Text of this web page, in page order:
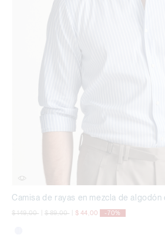
Camisa de rayas en mezcla de algodón
precio rebajado desde
$ 149,00a precio rebajado desde
$ 89,00a $ 44,00 -70%